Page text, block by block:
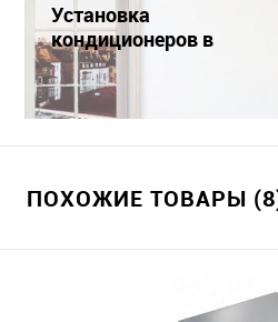
Установка
кондиционеров в
Краснодаре
ПОХОЖИЕ ТОВАРЫ